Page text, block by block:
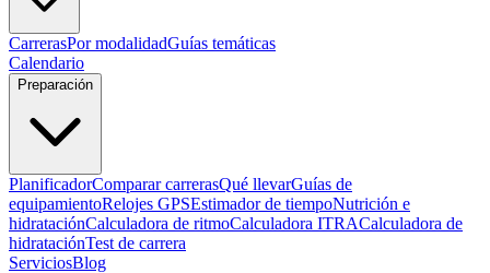
CarrerasPor modalidadGuías temáticas
Calendario
Preparación
PlanificadorComparar carrerasQué llevarGuías de
equipamientoRelojes GPSEstimador de tiempoNutrición e
hidrataciónCalculadora de ritmoCalculadora ITRACalculadora de
hidrataciónTest de carrera
ServiciosBlog